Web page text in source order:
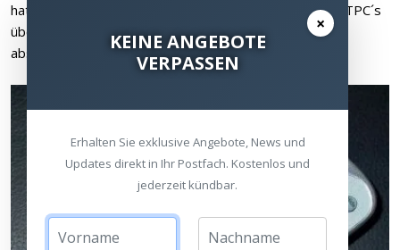
hat uns jedoch der völlig problemlose Anschluss von HTPC´s
überzeugt. Da können sich andere Hersteller etwas
abschneiden.
×
KEINE ANGEBOTE
VERPASSEN
Erhalten Sie exklusive Angebote, News und
Updates direkt in Ihr Postfach. Kostenlos und
jederzeit kündbar.